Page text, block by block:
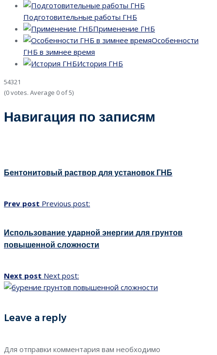
Подготовительные работы ГНБ
Применение ГНБ
Особенности
ГНБ в зимнее время
История ГНБ
54321
(0 votes. Average 0 of 5)
Навигация по записям
Бентонитовый раствор для установок ГНБ
Prev post Previous post:
Использование ударной энергии для грунтов
повышенной сложности
Next post Next post:
Leave a reply
Для отправки комментария вам необходимо